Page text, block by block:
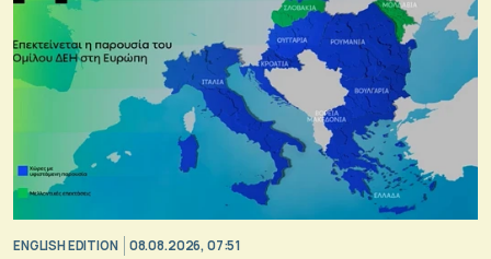
ENGLISH EDITION 08.08.2026, 07:51